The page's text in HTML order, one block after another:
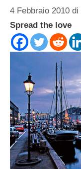
4 Febbraio 2010 di
Spread the love